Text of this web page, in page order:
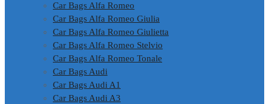
Car Bags Alfa Romeo
Car Bags Alfa Romeo Giulia
Car Bags Alfa Romeo Giulietta
Car Bags Alfa Romeo Stelvio
Car Bags Alfa Romeo Tonale
Car Bags Audi
Car Bags Audi A1
Car Bags Audi A3